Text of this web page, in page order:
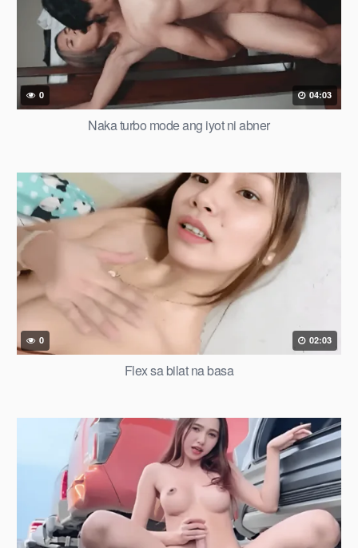
0 04:03
Naka turbo mode ang iyot ni abner
0 02:03
Flex sa bilat na basa